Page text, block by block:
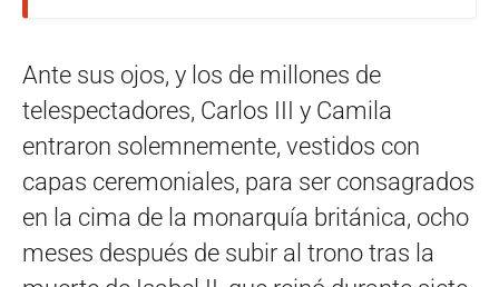
Ante sus ojos, y los de millones de
telespectadores, Carlos III y Camila
entraron solemnemente, vestidos con
capas ceremoniales, para ser consagrados
en la cima de la monarquía británica, ocho
meses después de subir al trono tras la